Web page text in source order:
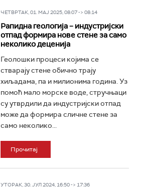
ЧЕТВРТАК, 01. МАЈ 2025, 08:07 -> 08:14
Рапидна геологија – индустријски
отпад формира нове стене за само
неколико деценија
Геолошки процеси којима се
стварају стене обично трају
хиљадама, па и милионима година. Уз
помоћ мало морске воде, стручњаци
су утврдили да индустријски отпад
може да формира сличне стене за
само неколико...
Прочитај
УТОРАК, 30. ЈУЛ 2024, 16:50 -> 17:36